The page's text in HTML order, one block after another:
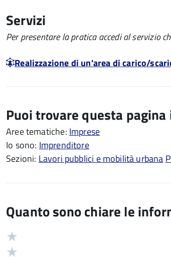
Servizi
Per presentare la pratica accedi al servizio
Realizzazione di un'area di carico/
Puoi trovare questa pagina
Aree tematiche: Imprese
Io sono: Imprenditore
Sezioni: Lavori pubblici e mobilità urbana
Quanto sono chiare le
Valutazione